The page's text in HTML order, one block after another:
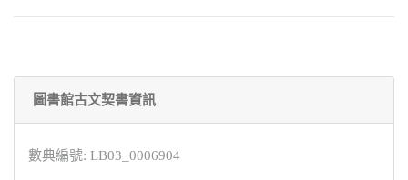
圖書館古文契書資訊
數典編號: LB03_0006904